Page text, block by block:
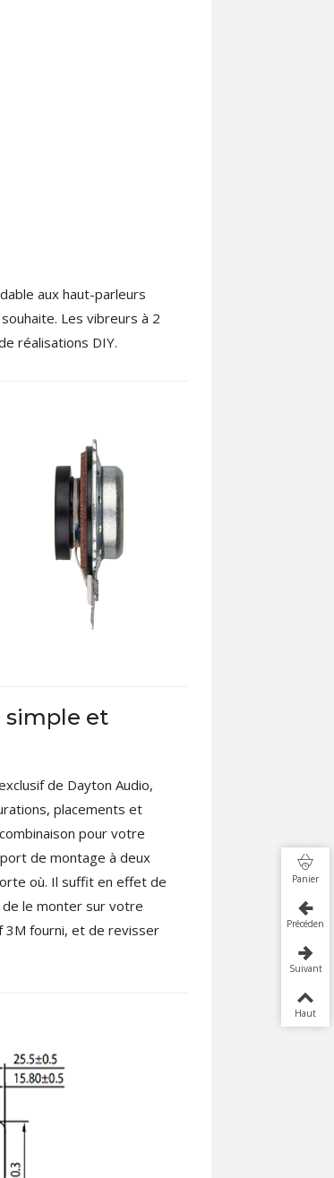
aux haut-parleurs
Les vibreurs à 2
réalisations DIY.
simple et
de Dayton Audio,
placements et
pour votre
de montage à deux
où. Il suffit en effet de
le monter sur votre
3M fourni, et de revisser
Panier
Précédent
Suivant
Haut